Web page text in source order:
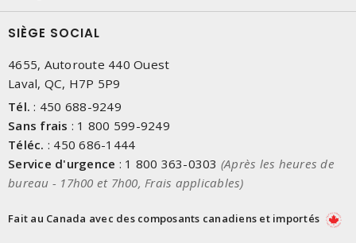
SIÈGE SOCIAL
4655, Autoroute 440 Ouest
Laval, QC, H7P 5P9
Tél. : 450 688-9249
Sans frais : 1 800 599-9249
Téléc. : 450 686-1444
Service d'urgence : 1 800 363-0303 (Après les heures de
bureau - 17h00 et 7h00, Frais applicables)
Fait au Canada avec des composants canadiens et importés